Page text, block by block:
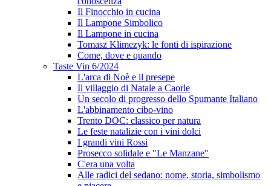
Il Finocchio in cucina
Il Lampone Simbolico
Il Lampone in cucina
Tomasz Klimezyk: le fonti di ispirazione
Come, dove e quando
Taste Vin 6/2024
L'arca di Noè e il presepe
Il villaggio di Natale a Caorle
Un secolo di progresso dello Spumante Italiano
L'abbinamento cibo-vino
Trento DOC: classico per natura
Le feste natalizie con i vini dolci
I grandi vini Rossi
Prosecco solidale e "Le Manzane"
C'era una volta
Alle radici del sedano: nome, storia, simbolismo